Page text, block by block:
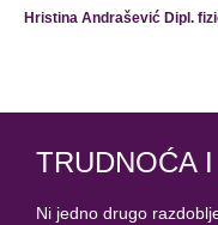
Hristina Andrašević Dipl.
TRUDNOĆA
Ni jedno drugo